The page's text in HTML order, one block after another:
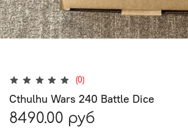
(0)
Cthulhu Wars 240 Battle Dice
8490.00 руб